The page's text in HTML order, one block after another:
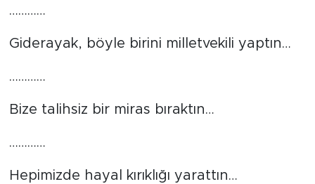
…………
Giderayak, böyle birini milletvekili yaptın…
…………
Bize talihsiz bir miras bıraktın…
…………
Hepimizde hayal kırıklığı yarattın…